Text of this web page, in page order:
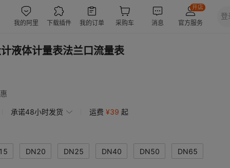
液体计量表法兰口流量表
承诺48小时发货 运费 ¥39 起
DN20 DN25 DN40 DN50 DN65